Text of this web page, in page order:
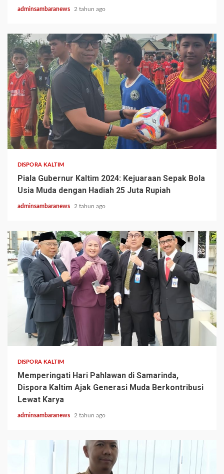
adminsambaranews 2 tahun ago
1 min read
DISPORA KALTIM
Piala Gubernur Kaltim 2024: Kejuaraan Sepak Bola
Usia Muda dengan Hadiah 25 Juta Rupiah
adminsambaranews 2 tahun ago
1 min read
DISPORA KALTIM
Memperingati Hari Pahlawan di Samarinda,
Dispora Kaltim Ajak Generasi Muda Berkontribusi
Lewat Karya
adminsambaranews 2 tahun ago